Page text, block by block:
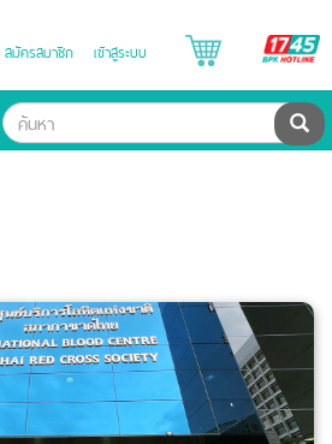
สมัครสมาชิก เข้าสู่ระบบ
ค้น